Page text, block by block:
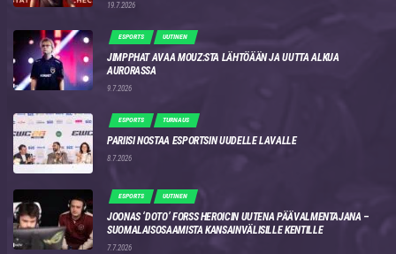
19.7.2026
ESPORTS UUTINEN
JIMPPHAT AVAA MOUZ:STA LÄHTÖÄÄN JA UUTTA ALKUA
AURORASSA
9.7.2026
ESPORTS TURNAUS
PARIISI NOSTAA ESPORTSIN UUDELLE LAVALLE
8.7.2026
ESPORTS UUTINEN
JOONAS ‘DOTO’ FORSS HEROICIN UUTENA PÄÄVALMENTAJANA –
SUOMALAISOSAAMISTA KANSAINVÄLISILLE KENTILLE
7.7.2026